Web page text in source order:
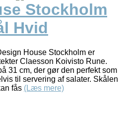
Stockholm
Hvid
House Stockholm er
Claesson Koivisto Rune.
31 cm, der gør den perfekt som
til servering af salater. Skålen
fås (Læs mere)